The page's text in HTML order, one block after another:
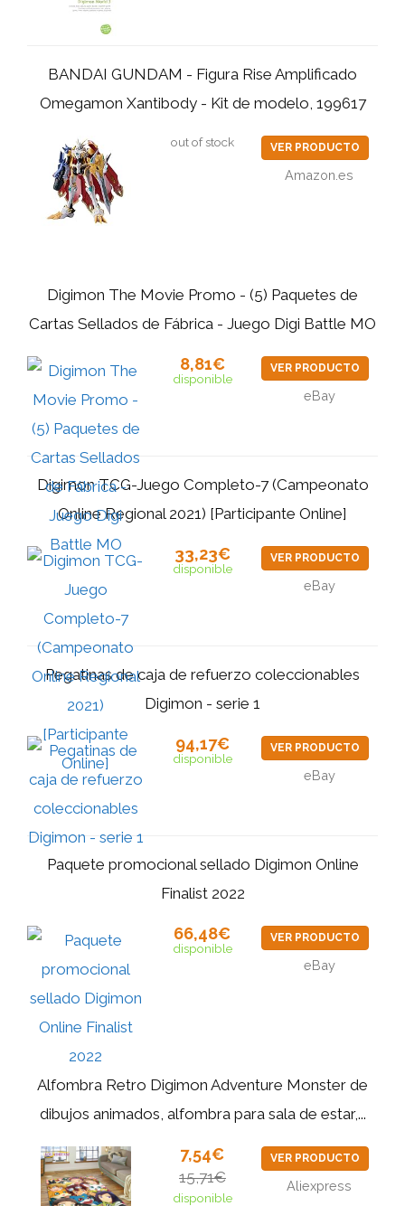
BANDAI GUNDAM - Figura Rise Amplificado
Omegamon Xantibody - Kit de modelo, 199617
out of stock VER PRODUCTO
Amazon.es
Digimon The Movie Promo - (5) Paquetes de
Cartas Sellados de Fábrica - Juego Digi Battle MO
8,81€
disponible
VER PRODUCTO
eBay
Digimon TCG-Juego Completo-7 (Campeonato
Online Regional 2021) [Participante Online]
33,23€
disponible
VER PRODUCTO
eBay
Pegatinas de caja de refuerzo coleccionables
Digimon - serie 1
94,17€
disponible
VER PRODUCTO
eBay
Paquete promocional sellado Digimon Online
Finalist 2022
66,48€
disponible
VER PRODUCTO
eBay
Alfombra Retro Digimon Adventure Monster de
dibujos animados, alfombra para sala de estar,...
7,54€
15,71€
disponible
VER PRODUCTO
Aliexpress